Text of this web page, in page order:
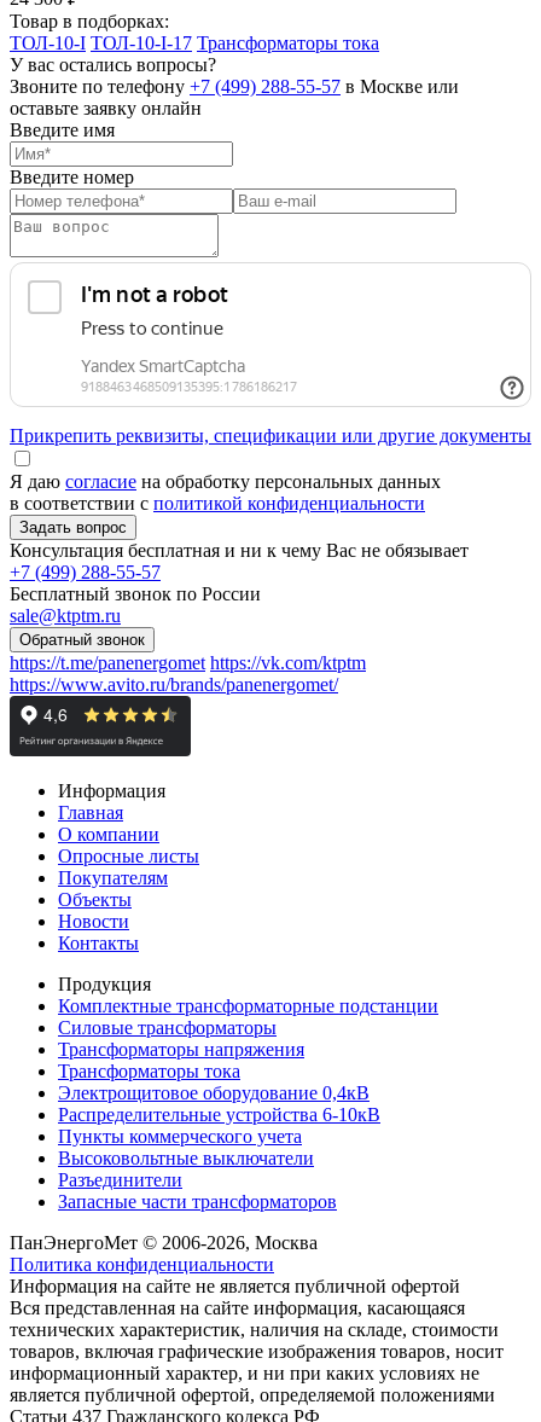
Товар в подборках:
ТОЛ-10-I ТОЛ-10-I-17 Трансформаторы тока
У вас остались вопросы?
Звоните по телефону +7 (499) 288-55-57 в Москве или
оставьте заявку онлайн
Введите имя
Введите номер
Прикрепить реквизиты, спецификации или другие документы
Я даю согласие на обработку персональных данных
в соответствии с политикой конфиденциальности
Консультация бесплатная и ни к чему Вас не обязывает
+7 (499) 288-55-57
Бесплатный звонок по России
sale@ktptm.ru
https://t.me/panenergomet https://vk.com/ktptm
https://www.avito.ru/brands/panenergomet/
Информация
Главная
О компании
Опросные листы
Покупателям
Объекты
Новости
Контакты
Продукция
Комплектные трансформаторные подстанции
Силовые трансформаторы
Трансформаторы напряжения
Трансформаторы тока
Электрощитовое оборудование 0,4кВ
Распределительные устройства 6-10кВ
Пункты коммерческого учета
Высоковольтные выключатели
Разъединители
Запасные части трансформаторов
ПанЭнергоМет © 2006-2026, Москва
Политика конфиденциальности
Информация на сайте не является публичной офертой
Вся представленная на сайте информация, касающаяся
технических характеристик, наличия на складе, стоимости
товаров, включая графические изображения товаров, носит
информационный характер, и ни при каких условиях не
является публичной офертой, определяемой положениями
Статьи 437 Гражданского кодекса РФ